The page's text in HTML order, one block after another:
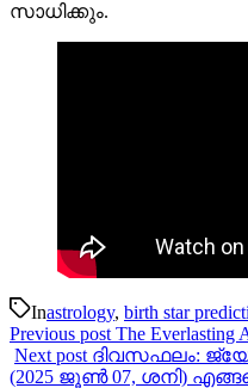
സാധിക്കും.
Inastrology, birth star
Previous post The Everlasting
Next post ദിവസഫലം:
(2025 ജൂൺ 07, ശനി)